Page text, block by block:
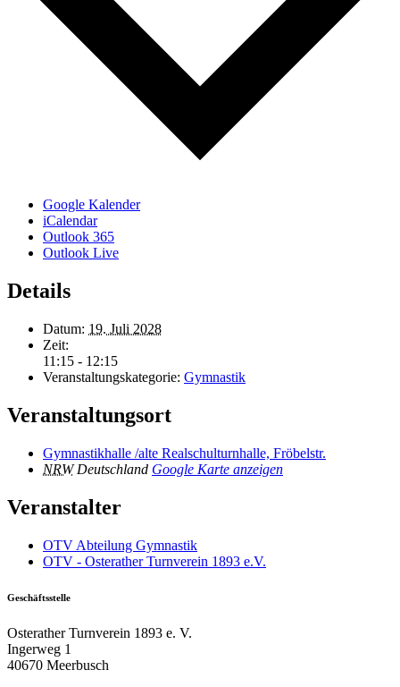
Google Kalender
iCalendar
Outlook 365
Outlook Live
Details
Datum: 19. Juli 2028
Zeit:
11:15 - 12:15
Veranstaltungskategorie: Gymnastik
Veranstaltungsort
Gymnastikhalle /alte Realschulturnhalle, Fröbelstr.
NRW Deutschland Google Karte anzeigen
Veranstalter
OTV Abteilung Gymnastik
OTV - Osterather Turnverein 1893 e.V.
Geschäftsstelle
Osterather Turnverein 1893 e. V.
Ingerweg 1
40670 Meerbusch